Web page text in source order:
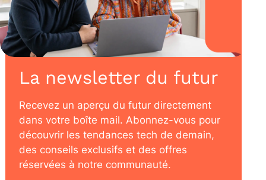
La newsletter du futur
Recevez un aperçu du futur directement
dans votre boîte mail. Abonnez-vous pour
découvrir les tendances tech de demain,
des conseils exclusifs et des offres
réservées à notre communauté.